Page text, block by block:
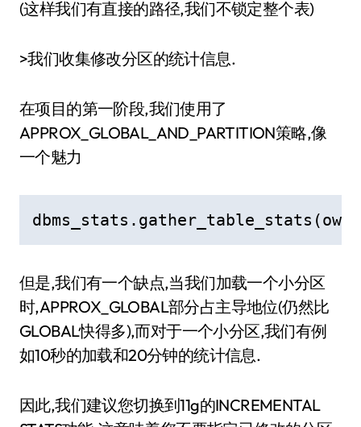
(这样我们有直接的路径,我们不锁定整个表)
>我们收集修改分区的统计信息.
在项目的第一阶段,我们使用了
APPROX_GLOBAL_AND_PARTITION策略,像
一个魅力
但是,我们有一个缺点,当我们加载一个小分区
时,APPROX_GLOBAL部分占主导地位(仍然比
GLOBAL快得多),而对于一个小分区,我们有例
如10秒的加载和20分钟的统计信息.
因此,我们建议您切换到11g的INCREMENTAL